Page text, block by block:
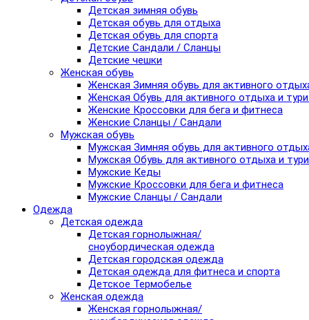
Детская зимняя обувь
Детская обувь для отдыха
Детская обувь для спорта
Детские Сандали / Сланцы
Детские чешки
Женская обувь
Женская Зимняя обувь для активного
Женская Обувь для активного отдыха и
Женские Кроссовки для бега и фитнеса
Женские Сланцы / Сандали
Мужская обувь
Мужская Зимняя обувь для активного
Мужская Обувь для активного отдыха и
Мужские Кеды
Мужские Кроссовки для бега и фитнеса
Мужские Сланцы / Сандали
Одежда
Детская одежда
Детская горнолыжная/
сноубордическая одежда
Детская городская одежда
Детская одежда для фитнеса и спорта
Детское Термобелье
Женская одежда
Женская горнолыжная/